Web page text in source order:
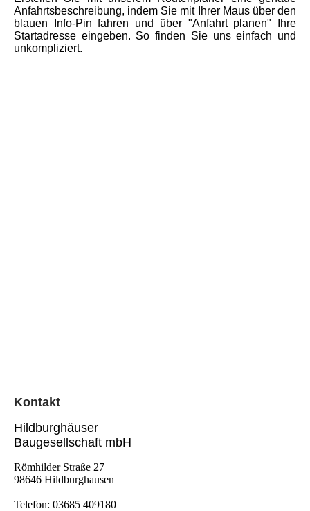
Anfahrtsbeschreibung, indem Sie mit Ihrer Maus über den
blauen Info-Pin fahren und über "Anfahrt planen" Ihre
Startadresse eingeben. So finden Sie uns einfach und
unkompliziert.
Kontakt
Hildburghäuser
Baugesellschaft mbH
Römhilder Straße 27
98646 Hildburghausen
Telefon: 03685 409180